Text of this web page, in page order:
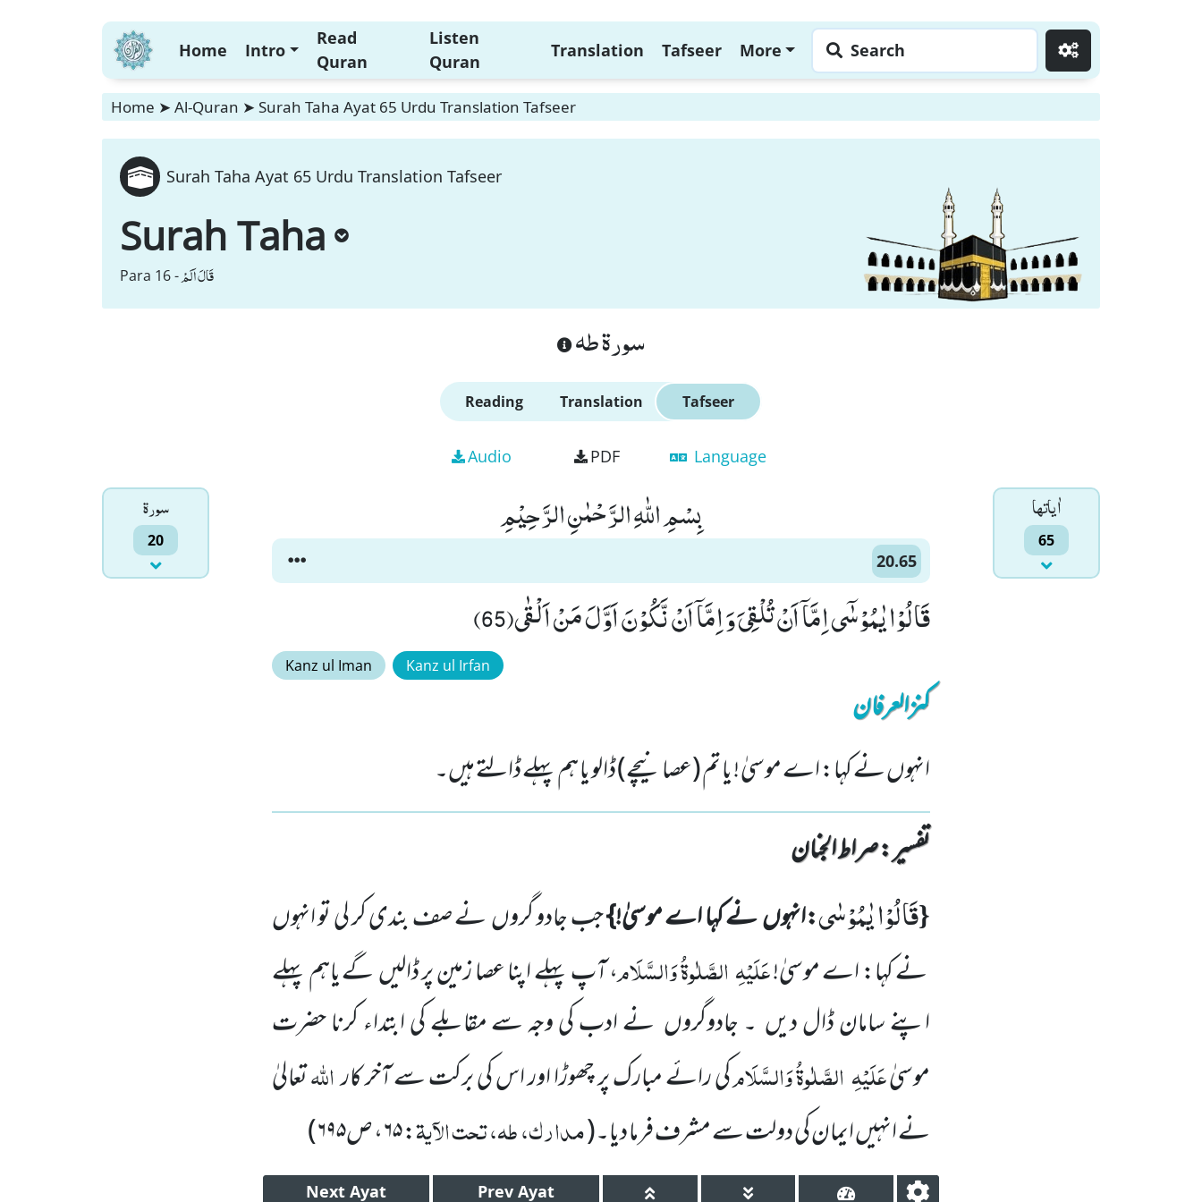
Home Intro
Read
Quran
Listen
Quran
Translation Tafseer More Search
Home ➤ Al-Quran ➤ Surah Taha Ayat 65 Urdu Translation Tafseer
Surah Taha Ayat 65 Urdu Translation Tafseer
Surah Taha
Para 16 -قَالَ اَلَمْ
سورة طه
Reading Translation Tafseer
Audio PDF Language
سورۃ
20
اٰياتها
65
بِسْمِ اللّٰهِ الرَّحْمٰنِ الرَّحِیْمِ
20.65
قَالُوْا یٰمُوْسٰۤى اِمَّاۤ اَنْ تُلْقِیَ وَ اِمَّاۤ اَنْ نَّكُوْنَ اَوَّلَ مَنْ اَلْقٰى(65)
Kanz ul Iman Kanz ul Irfan
کنزالعرفان
انہوں نے کہا: اے موسیٰ ! یا تم (عصا نیچے) ڈالو یا ہم پہلے ڈالتے ہیں۔
تفسیر : ‎صراط الجنان
{قَالُوْا یٰمُوْسٰى:انہوںنے کہا اے موسیٰ!}جب جادو گروںنے صف بندی کر لی تو انہوں
نے کہا: اے موسیٰ!عَلَیْہِالصَّلٰوۃُوَالسَّلَام، آپ پہلے اپنا عصا زمین پر ڈالیںگے یاہم پہلے
اپنے سامان ڈال دیں ۔ جادوگروں نے ادب کی وجہ سے مقابلےکی ابتداء کرنا حضرت
موسیٰعَلَیْہِ الصَّلٰوۃُ وَالسَّلَامکی رائے مبارک پر چھوڑا اور اس کی برکت سے آخر کاراللہتعالیٰ
نے انہیںایمان کی دولت سے مشرف فرما دیا۔(مدارک، طہ، تحت الآیۃ: ۶۵، ص۶۹۵ )
Next Ayat Prev Ayat